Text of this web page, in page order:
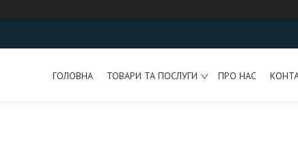
ГОЛОВНА ТОВАРИ ТА ПОСЛУГИ ПРО НАС